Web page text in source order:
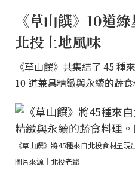
《草山饌》10道
北投土地風味
《草山饌》共集結了 45 種
10 道兼具精緻與永續的蔬食
《草山饌》將45種來自北投食材呈
圖片來源｜北投老爺